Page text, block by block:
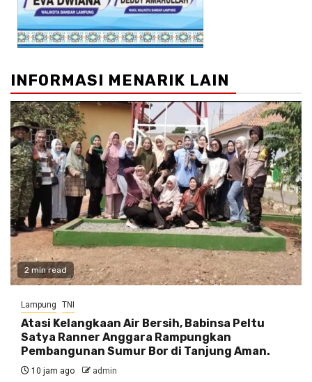
INFORMASI MENARIK LAIN
2 min read
Lampung TNI
Atasi Kelangkaan Air Bersih, Babinsa Peltu
Satya Ranner Anggara Rampungkan
Pembangunan Sumur Bor di Tanjung Aman.
10 jam ago admin